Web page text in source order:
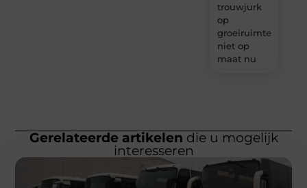
trouwjurk
op
groeiruimte,
niet op
maat nu
Gerelateerde artikelen die u mogelijk
interesseren